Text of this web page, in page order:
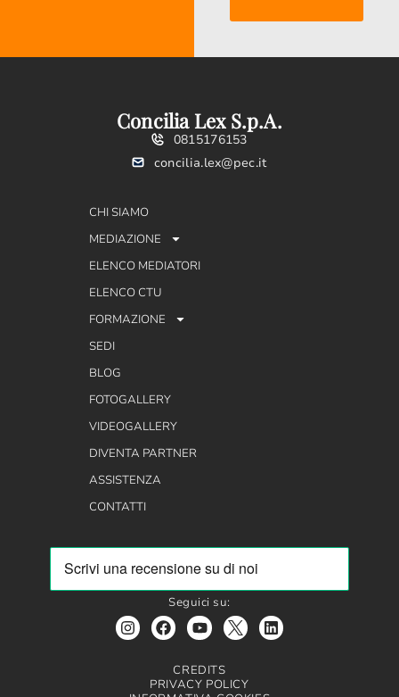
Concilia Lex S.p.A.
0815176153
concilia.lex@pec.it
CHI SIAMO
MEDIAZIONE
ELENCO MEDIATORI
ELENCO CTU
FORMAZIONE
SEDI
BLOG
FOTOGALLERY
VIDEOGALLERY
DIVENTA PARTNER
ASSISTENZA
CONTATTI
Seguici su:
CREDITS
PRIVACY POLICY